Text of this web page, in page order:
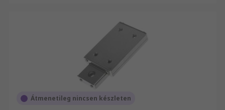
Átmenetileg nincsen készleten